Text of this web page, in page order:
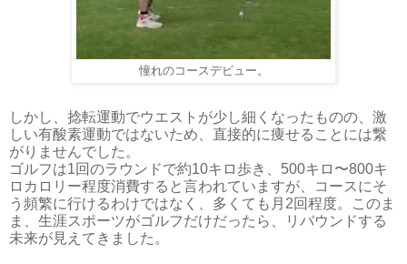
憧れのコースデビュー。
しかし、捻転運動でウエストが少し細くなったものの、激
しい有酸素運動ではないため、直接的に痩せることには繋
がりませんでした。
ゴルフは1回のラウンドで約10キロ歩き、500キロ〜800キ
ロカロリー程度消費すると言われていますが、コースにそ
う頻繁に行けるわけではなく、多くても月2回程度。このま
ま、生涯スポーツがゴルフだけだったら、リバウンドする
未来が見えてきました。